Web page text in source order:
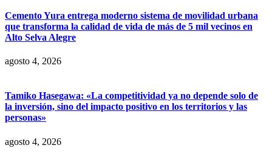
Cemento Yura entrega moderno sistema de movilidad urbana
que transforma la calidad de vida de más de 5 mil vecinos en
Alto Selva Alegre
agosto 4, 2026
Tamiko Hasegawa: «La competitividad ya no depende solo de
la inversión, sino del impacto positivo en los territorios y las
personas»
agosto 4, 2026